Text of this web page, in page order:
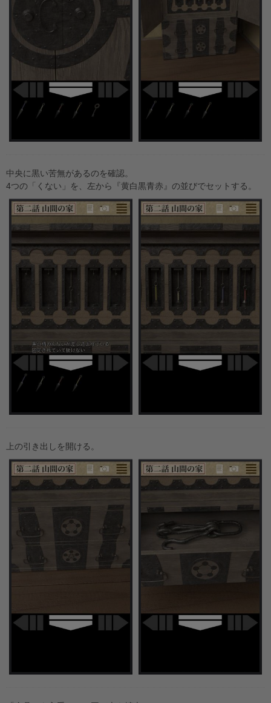
中央に黒い苦無があるのを確認。
4つの「くない」を、左から『黄白黒青赤』の並びでセットする。
上の引き出しを開ける。